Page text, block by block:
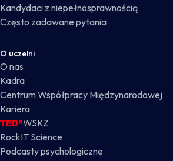
Kandydaci z niepełnosprawnością
Często zadawane pytania
O uczelni
O nas
Kadra
Centrum Współpracy Międzynarodowej
Kariera
WSKZ
RockIT Science
Podcasty psychologiczne